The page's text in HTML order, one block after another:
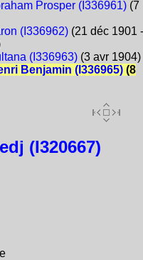
Prosper (I336961)(7
(I336962)(21 déc 1901 -
(I336963)(3 avr 1904)
Benjamin (I336965)(8
(I320667)